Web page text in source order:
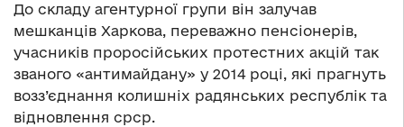
До складу агентурної групи він залучав
мешканців Харкова, переважно пенсіонерів,
учасників проросійських протестних акцій так
званого «антимайдану» у 2014 році, які прагнуть
возз’єднання колишніх радянських республік та
відновлення срср.